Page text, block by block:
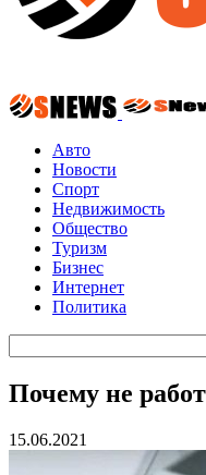
Авто
Новости
Спорт
Недвижимость
Общество
Туризм
Бизнес
Интернет
Политика
Почему не
15.06.2021